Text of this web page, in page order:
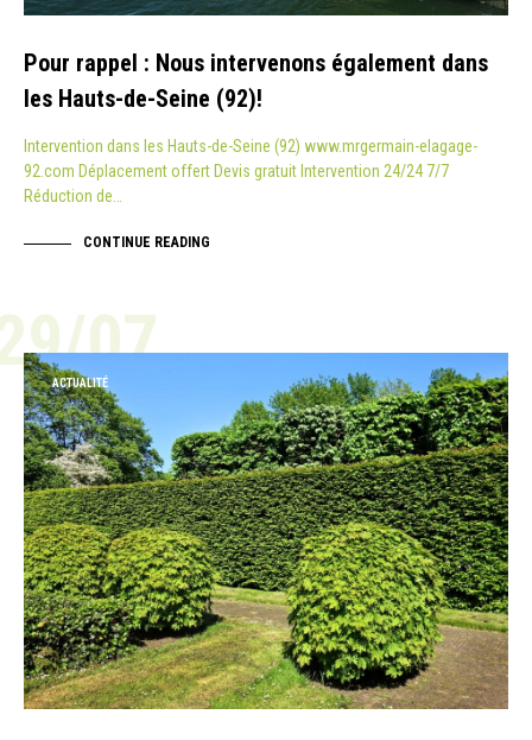
Pour rappel : Nous intervenons également dans
les Hauts-de-Seine (92)!
Intervention dans les Hauts-de-Seine (92) www.mrgermain-elagage-
92.com Déplacement offert Devis gratuit Intervention 24/24 7/7
Réduction de…
CONTINUE READING
07
ACTUALITÉ